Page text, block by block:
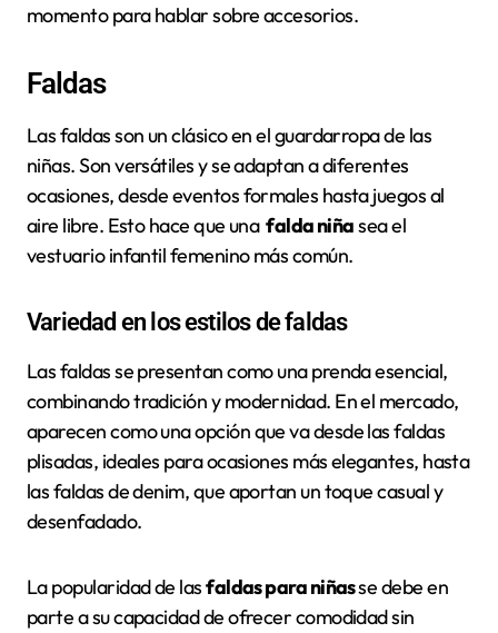
momento para hablar sobre accesorios.
Faldas
Las faldas son un clásico en el guardarropa de las
niñas. Son versátiles y se adaptan a diferentes
ocasiones, desde eventos formales hasta juegos al
aire libre. Esto hace que una falda niñasea el
vestuario infantil femenino más común.
Variedad en los estilos de faldas
Las faldas se presentan como una prenda esencial,
combinando tradición y modernidad. En el mercado,
aparecen como una opción que va desde las faldas
plisadas, ideales para ocasiones más elegantes, hasta
las faldas de denim, que aportan un toque casual y
desenfadado.
La popularidad de lasfaldas para niñasse debe en
parte a su capacidad de ofrecer comodidad sin